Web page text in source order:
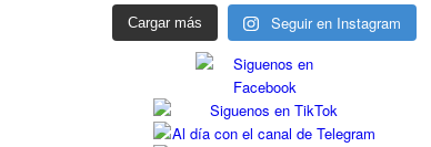
Cargar más Seguir en Instagram